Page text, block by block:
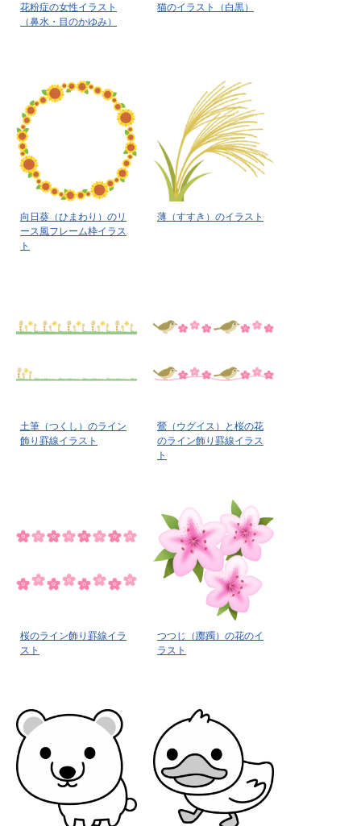
花粉症の女性イラスト
（鼻水・目のかゆみ）
猫のイラスト（白黒）
向日葵（ひまわり）のリ
ース風フレーム枠イラス
ト
薄（すすき）のイラスト
土筆（つくし）のライン
飾り罫線イラスト
鶯（ウグイス）と桜の花
のライン飾り罫線イラス
ト
桜のライン飾り罫線イラ
スト
つつじ（躑躅）の花のイ
ラスト